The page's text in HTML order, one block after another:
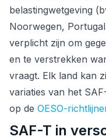
belastingwetgeving
Noorwegen,
verplicht zijn om
en te verstrekken
vraagt. Elk land kan
variaties van het
op de OESO-
SAF-T in